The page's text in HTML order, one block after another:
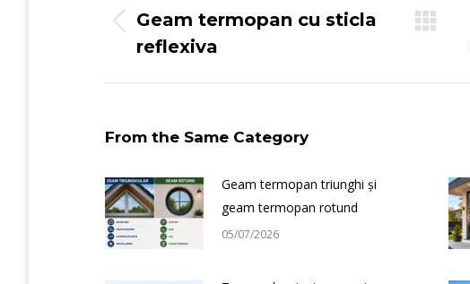
Previous
post:
Geam termopan cu sticla
reflexiva
From the Same Category
Geam termopan triunghi și
geam termopan rotund
05/07/2026